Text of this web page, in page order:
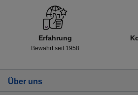
Erfahrung
Bewährt seit 1958
Über uns